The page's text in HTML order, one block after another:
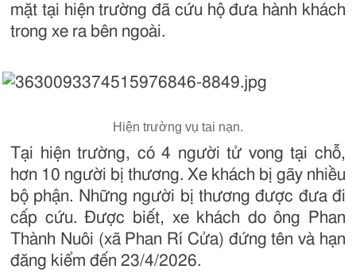
mặt tại hiện trường đã cứu hộ đưa hành khách
trong xe ra bên ngoài.
Hiện trường vụ tai nạn.
Tại hiện trường, có 4 người tử vong tại chỗ,
hơn 10 người bị thương. Xe khách bị gãy nhiều
bộ phận. Những người bị thương được đưa đi
cấp cứu. Được biết, xe khách do ông Phan
Thành Nuôi (xã Phan Rí Cửa) đứng tên và hạn
đăng kiểm đến 23/4/2026.